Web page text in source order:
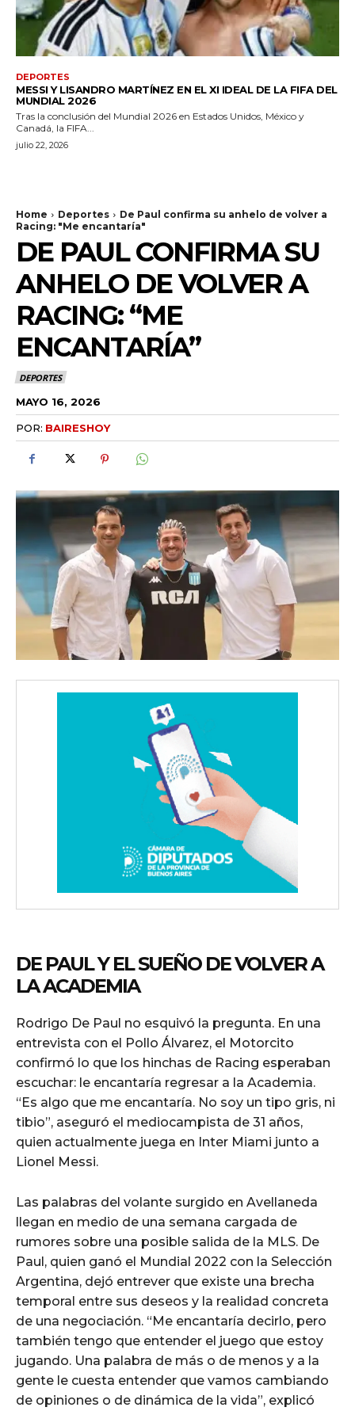
DEPORTES
MESSI Y LISANDRO MARTÍNEZ EN EL XI IDEAL DE LA FIFA DEL
MUNDIAL 2026
Tras la conclusión del Mundial 2026 en Estados Unidos, México y
Canadá, la FIFA...
julio 22, 2026